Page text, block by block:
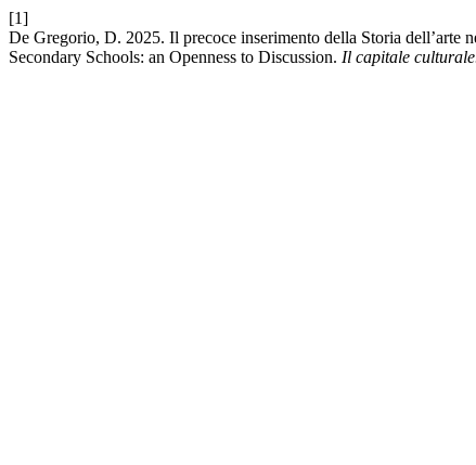
[1]
De Gregorio, D. 2025. Il precoce inserimento della Storia
Secondary Schools: an Openness to Discussion. Il capitale